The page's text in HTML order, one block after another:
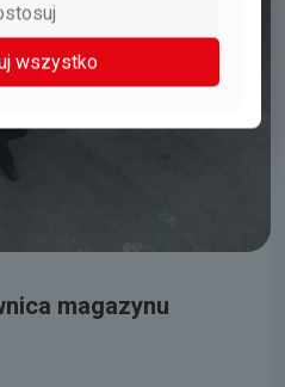
magazynu
wszystko